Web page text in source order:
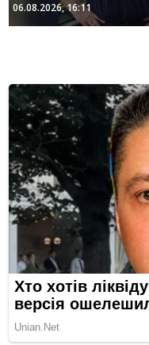
06.08.2026, 16:11